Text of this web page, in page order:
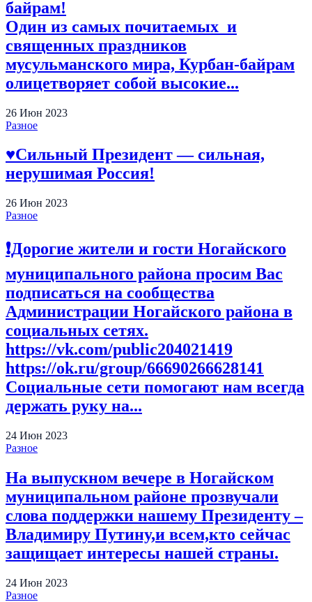
байрам!
Один из самых почитаемых и
священных праздников
мусульманского мира, Курбан-байрам
олицетворяет собой высокие...
26 Июн 2023
Разное
♥️Сильный Президент — сильная,
нерушимая Россия!
26 Июн 2023
Разное
❗️Дорогие жители и гости Ногайского
муниципального района просим Вас
подписаться на сообщества
Администрации Ногайского района в
социальных сетях.
https://vk.com/public204021419
https://ok.ru/group/66690266628141
Социальные сети помогают нам всегда
держать руку на...
24 Июн 2023
Разное
На выпускном вечере в Ногайском
муниципальном районе прозвучали
слова поддержки нашему Президенту –
Владимиру Путину,и всем,кто сейчас
защищает интересы нашей страны.
24 Июн 2023
Разное